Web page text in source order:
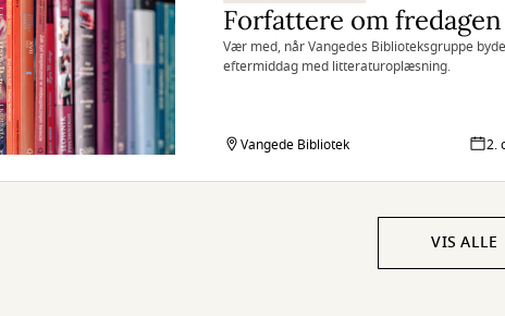
Forfattere om fredagen
Vær med, når Vangedes Biblioteksgruppe
eftermiddag med litteraturoplæsning.
Vangede Bibliotek 2.
VIS ALLE